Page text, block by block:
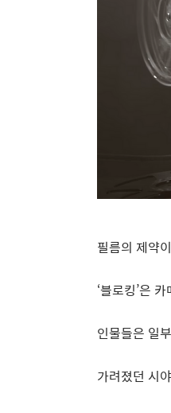
필름의 제약
‘블로킹’은 카
인물들은 일
가려졌던 시